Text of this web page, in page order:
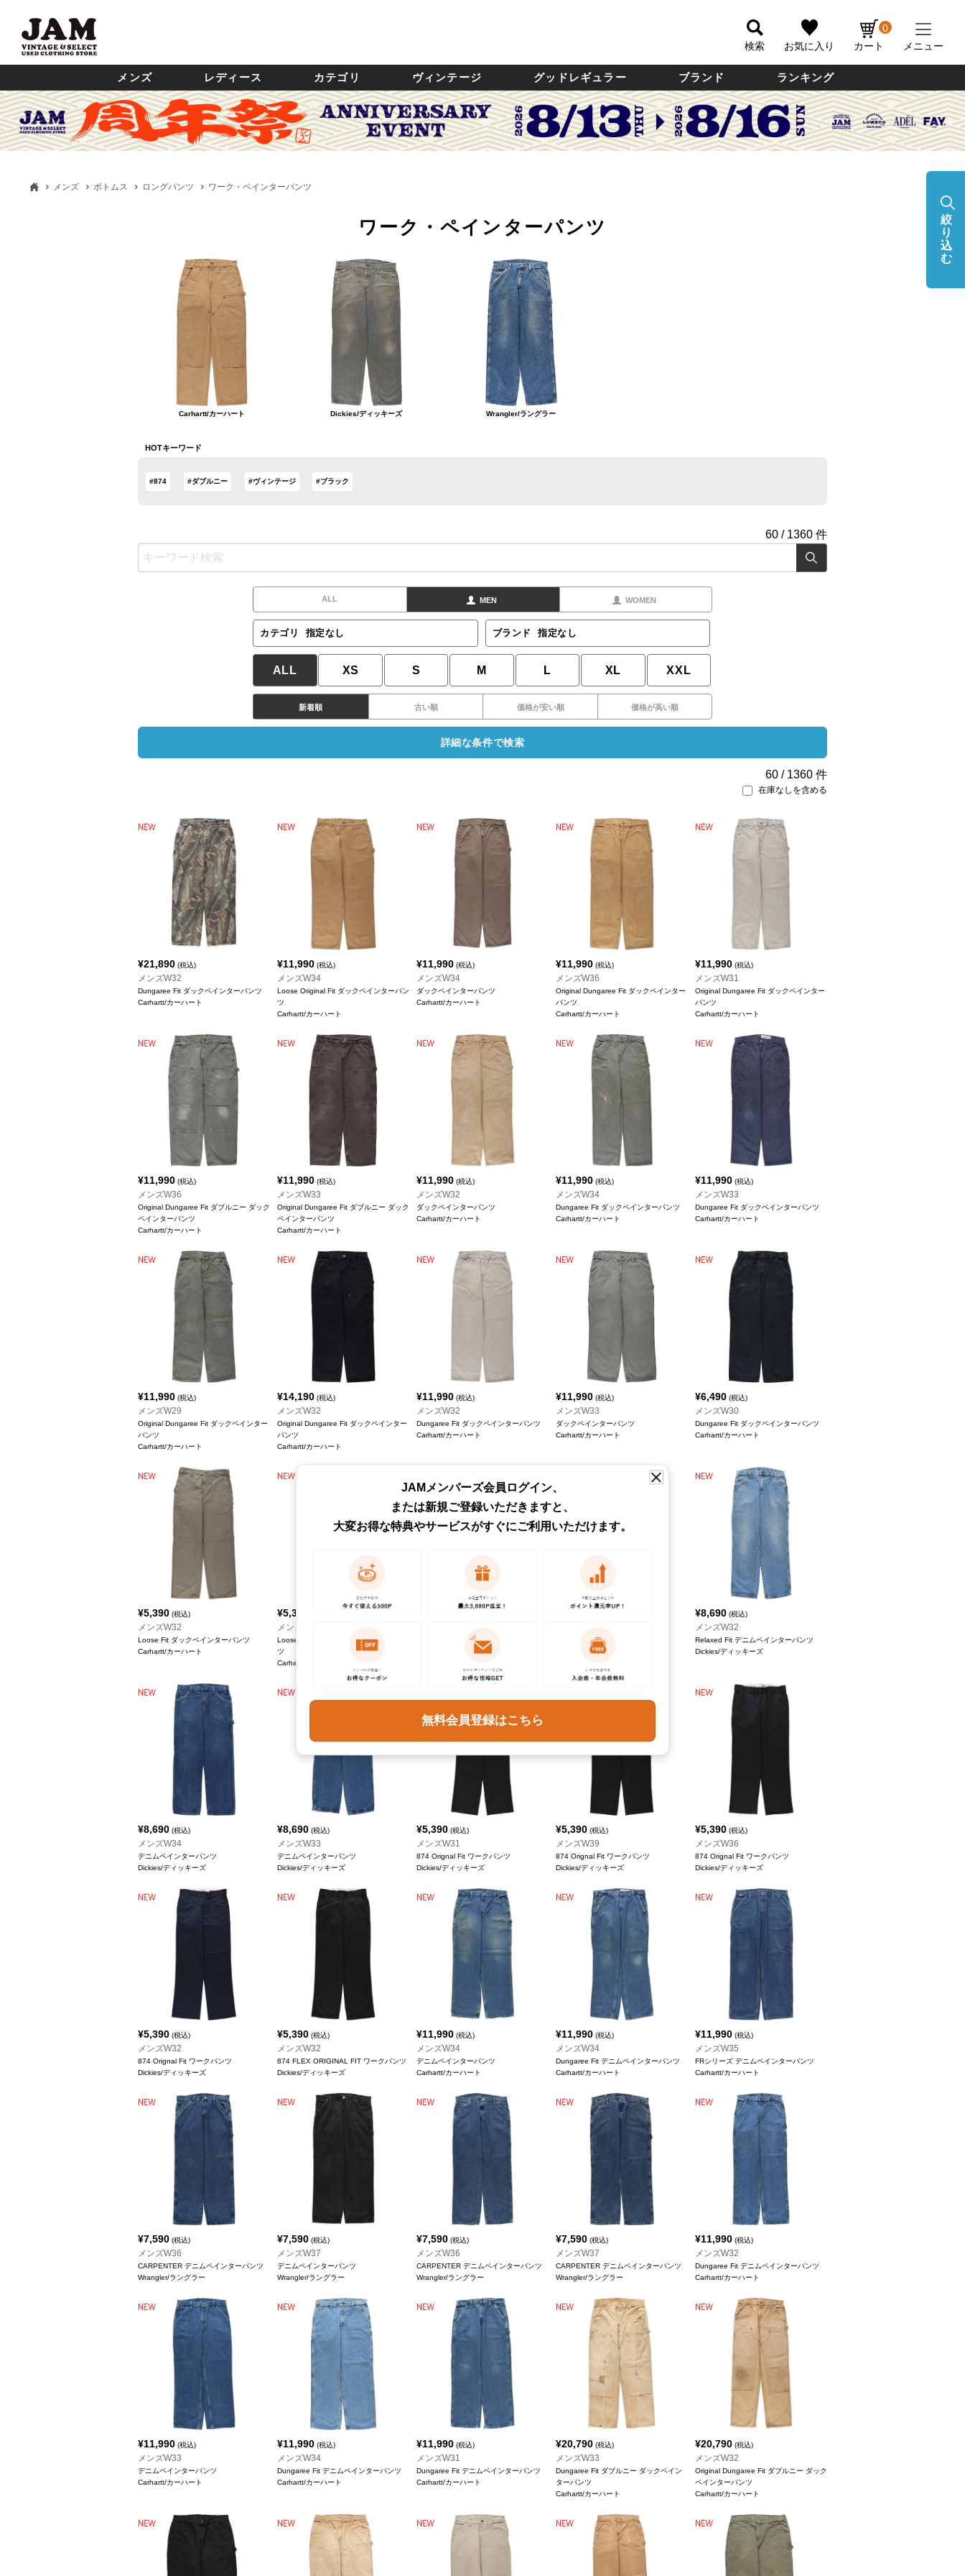
検索 お気に入り カート
0
メニュー
メンズ レディース カテゴリ ヴィンテージ グッドレギュラー ブランド ランキング
メンズ ボトムス ロングパンツ ワーク・ペインターパンツ
ワーク・ペインターパンツ
Carhartt/カーハート Dickies/ディッキーズ Wrangler/ラングラー
HOTキーワード
#874 #ダブルニー #ヴィンテージ #ブラック
60 / 1360 件
ALL MEN WOMEN
カテゴリ 指定なし ブランド 指定なし
ALL XS S M L XL XXL
新着順 古い順 価格が安い順 価格が高い順
詳細な条件で検索
60 / 1360 件
在庫なしを含める
¥21,890 (税込)
メンズW32
Dungaree Fit ダックペインターパンツ
Carhartt/カーハート
¥11,990 (税込)
メンズW34
Loose Original Fit ダックペインターパン
ツ
Carhartt/カーハート
¥11,990 (税込)
メンズW34
ダックペインターパンツ
Carhartt/カーハート
¥11,990 (税込)
メンズW36
Original Dungaree Fit ダックペインター
パンツ
Carhartt/カーハート
¥11,990 (税込)
メンズW31
Original Dungaree Fit ダックペインター
パンツ
Carhartt/カーハート
¥11,990 (税込)
メンズW36
Original Dungaree Fit ダブルニー ダック
ペインターパンツ
Carhartt/カーハート
¥11,990 (税込)
メンズW33
Original Dungaree Fit ダブルニー ダック
ペインターパンツ
Carhartt/カーハート
¥11,990 (税込)
メンズW32
ダックペインターパンツ
Carhartt/カーハート
¥11,990 (税込)
メンズW34
Dungaree Fit ダックペインターパンツ
Carhartt/カーハート
¥11,990 (税込)
メンズW33
Dungaree Fit ダックペインターパンツ
Carhartt/カーハート
¥11,990 (税込)
メンズW29
Original Dungaree Fit ダックペインター
パンツ
Carhartt/カーハート
¥14,190 (税込)
メンズW32
Original Dungaree Fit ダックペインター
パンツ
Carhartt/カーハート
¥11,990 (税込)
メンズW32
Dungaree Fit ダックペインターパンツ
Carhartt/カーハート
¥11,990 (税込)
メンズW33
ダックペインターパンツ
Carhartt/カーハート
¥6,490 (税込)
メンズW30
Dungaree Fit ダックペインターパンツ
Carhartt/カーハート
¥5,390 (税込)
メンズW32
Loose Fit ダックペインターパンツ
Carhartt/カーハート
¥5,390
メンズW33
Loose Original Fit ダックペインターパン
ツ
Carhartt/カーハート
デニムペインターパンツ
Dickies/ディッキーズ
デニムペインターパンツ
Dickies/ディッキーズ
¥8,690 (税込)
メンズW32
Relaxed Fit デニムペインターパンツ
Dickies/ディッキーズ
¥8,690 (税込)
メンズW34
デニムペインターパンツ
Dickies/ディッキーズ
¥8,690 (税込)
メンズW33
デニムペインターパンツ
Dickies/ディッキーズ
¥5,390 (税込)
メンズW31
874 Orignal Fit ワークパンツ
Dickies/ディッキーズ
¥5,390 (税込)
メンズW39
874 Orignal Fit ワークパンツ
Dickies/ディッキーズ
¥5,390 (税込)
メンズW36
874 Orignal Fit ワークパンツ
Dickies/ディッキーズ
¥5,390 (税込)
メンズW32
874 Orignal Fit ワークパンツ
Dickies/ディッキーズ
¥5,390 (税込)
メンズW32
874 FLEX ORIGINAL FIT ワークパンツ
Dickies/ディッキーズ
¥11,990 (税込)
メンズW34
デニムペインターパンツ
Carhartt/カーハート
¥11,990 (税込)
メンズW34
Dungaree Fit デニムペインターパンツ
Carhartt/カーハート
¥11,990 (税込)
メンズW35
FRシリーズ デニムペインターパンツ
Carhartt/カーハート
¥7,590 (税込)
メンズW36
CARPENTER デニムペインターパンツ
Wrangler/ラングラー
¥7,590 (税込)
メンズW37
デニムペインターパンツ
Wrangler/ラングラー
¥7,590 (税込)
メンズW36
CARPENTER デニムペインターパンツ
Wrangler/ラングラー
¥7,590 (税込)
メンズW37
CARPENTER デニムペインターパンツ
Wrangler/ラングラー
¥11,990 (税込)
メンズW32
Dungaree Fit デニムペインターパンツ
Carhartt/カーハート
¥11,990 (税込)
メンズW33
デニムペインターパンツ
Carhartt/カーハート
¥11,990 (税込)
メンズW34
Dungaree Fit デニムペインターパンツ
Carhartt/カーハート
¥11,990 (税込)
メンズW31
Dungaree Fit デニムペインターパンツ
Carhartt/カーハート
¥20,790 (税込)
メンズW33
Dungaree Fit ダブルニー ダックペイン
ターパンツ
Carhartt/カーハート
¥20,790 (税込)
メンズW32
Original Dungaree Fit ダブルニー ダック
ペインターパンツ
Carhartt/カーハート
絞
り
込
む
JAMメンバーズ会員ログイン、
または新規ご登録いただきますと、
大変お得な特典やサービスがすぐにご利用いただけます。
無料会員登録はこちら